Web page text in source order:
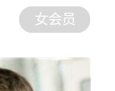
女会员